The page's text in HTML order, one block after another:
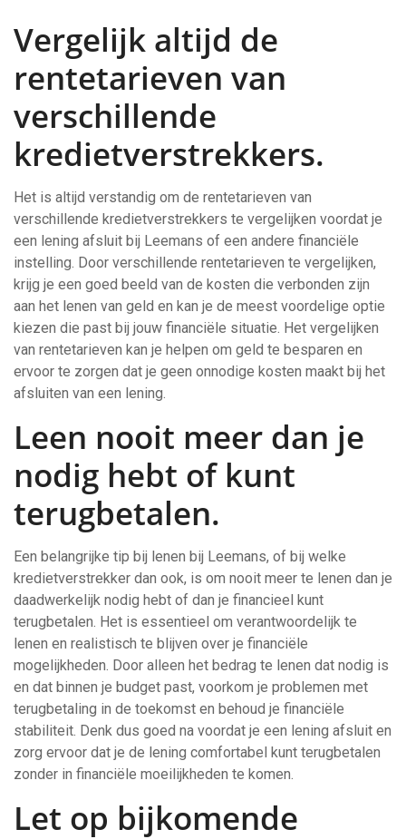
Vergelijk altijd de
rentetarieven van
verschillende
kredietverstrekkers.
Het is altijd verstandig om de rentetarieven van
verschillende kredietverstrekkers te vergelijken voordat je
een lening afsluit bij Leemans of een andere financiële
instelling. Door verschillende rentetarieven te vergelijken,
krijg je een goed beeld van de kosten die verbonden zijn
aan het lenen van geld en kan je de meest voordelige optie
kiezen die past bij jouw financiële situatie. Het vergelijken
van rentetarieven kan je helpen om geld te besparen en
ervoor te zorgen dat je geen onnodige kosten maakt bij het
afsluiten van een lening.
Leen nooit meer dan je
nodig hebt of kunt
terugbetalen.
Een belangrijke tip bij lenen bij Leemans, of bij welke
kredietverstrekker dan ook, is om nooit meer te lenen dan je
daadwerkelijk nodig hebt of dan je financieel kunt
terugbetalen. Het is essentieel om verantwoordelijk te
lenen en realistisch te blijven over je financiële
mogelijkheden. Door alleen het bedrag te lenen dat nodig is
en dat binnen je budget past, voorkom je problemen met
terugbetaling in de toekomst en behoud je financiële
stabiliteit. Denk dus goed na voordat je een lening afsluit en
zorg ervoor dat je de lening comfortabel kunt terugbetalen
zonder in financiële moeilijkheden te komen.
Let op bijkomende